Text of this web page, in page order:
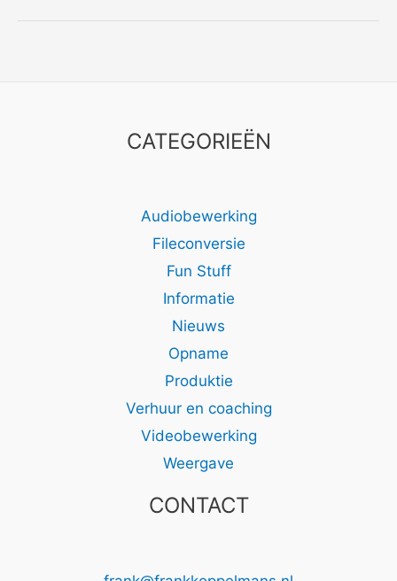
CATEGORIEËN
Audiobewerking
Fileconversie
Fun Stuff
Informatie
Nieuws
Opname
Produktie
Verhuur en coaching
Videobewerking
Weergave
CONTACT